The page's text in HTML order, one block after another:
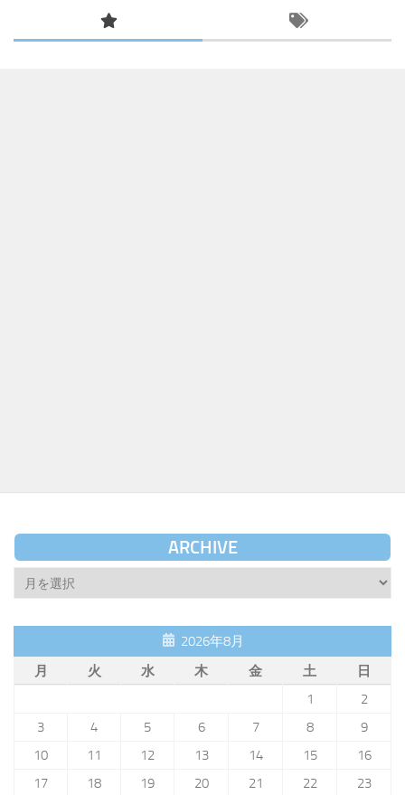
ARCHIVE
Archive
2026年8月
月
火 水 木 金 土
日
1
2
3
4 5 6 7 8
9
10
11 12 13 14 15
16
17
18 19 20 21 22
23